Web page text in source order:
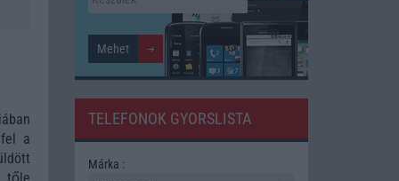
a
tőle
TELEFONOK GYORSLISTA
Márka :